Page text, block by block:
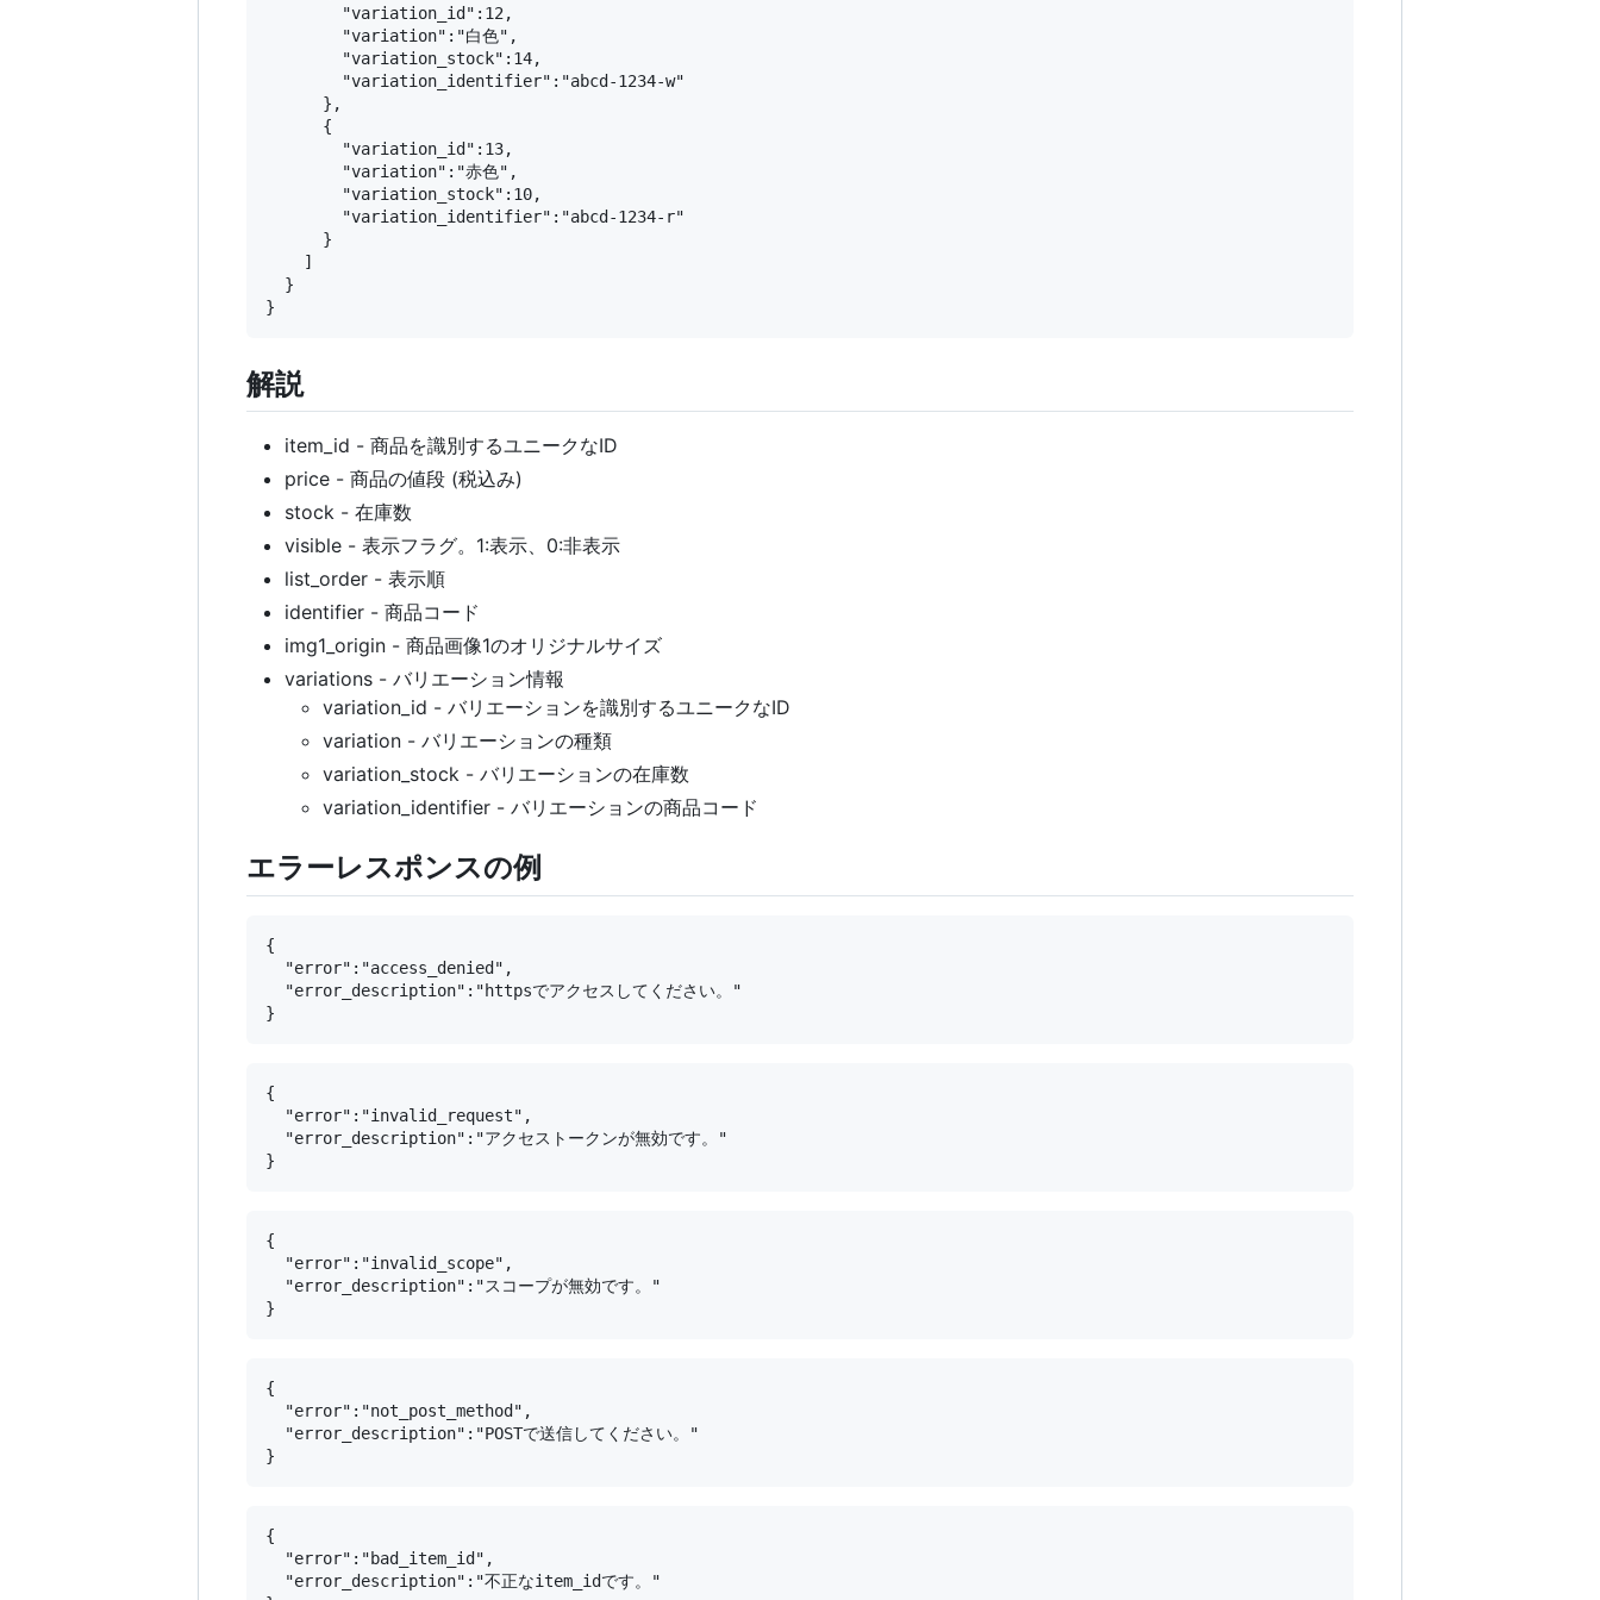
        "variation_id":12,
        "variation":"白色",
        "variation_stock":14,
        "variation_identifier":"abcd-1234-w"
      },
      {
        "variation_id":13,
        "variation":"赤色",
        "variation_stock":10,
        "variation_identifier":"abcd-1234-r"
      }
    ]
  }
解説
item_id - 商品を識別するユニークなID
price - 商品の値段 (税込み)
stock - 在庫数
visible - 表示フラグ。1:表示、0:非表示
list_order - 表示順
identifier - 商品コード
img1_origin - 商品画像1のオリジナルサイズ
variations - バリエーション情報
variation_id - バリエーションを識別するユニークなID
variation - バリエーションの種類
variation_stock - バリエーションの在庫数
variation_identifier - バリエーションの商品コード
エラーレスポンスの例
{
  "error":"access_denied",
  "error_description":"httpsでアクセスしてください。"
{
  "error":"invalid_request",
  "error_description":"アクセストークンが無効です。"
{
  "error":"invalid_scope",
  "error_description":"スコープが無効です。"
{
  "error":"not_post_method",
  "error_description":"POSTで送信してください。"
{
  "error":"bad_item_id",
  "error_description":"不正なitem_idです。"